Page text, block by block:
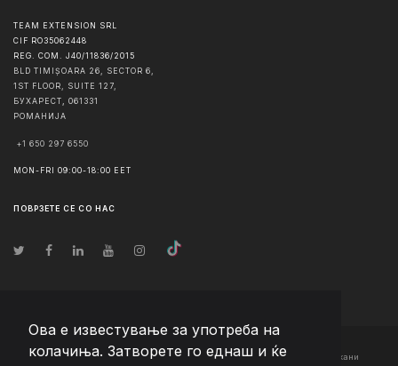
Ова е известување за употреба на
колачиња. Затворете го еднаш и ќе
TEAM EXTENSION SRL
CIF RO35062448
REG. COM. J40/11836/2015
BLD TIMIȘOARA 26, SECTOR 6,
1ST FLOOR, SUITE 127,
БУХАРЕСТ
061331
РОМАНИЈА
+1 650 297 6550
MON-FRI 09:00-18:00 EET
ПОВРЗЕТЕ СЕ СО НАС
© Авторско право2026 Team Extension Macedonia - Сите права задржани